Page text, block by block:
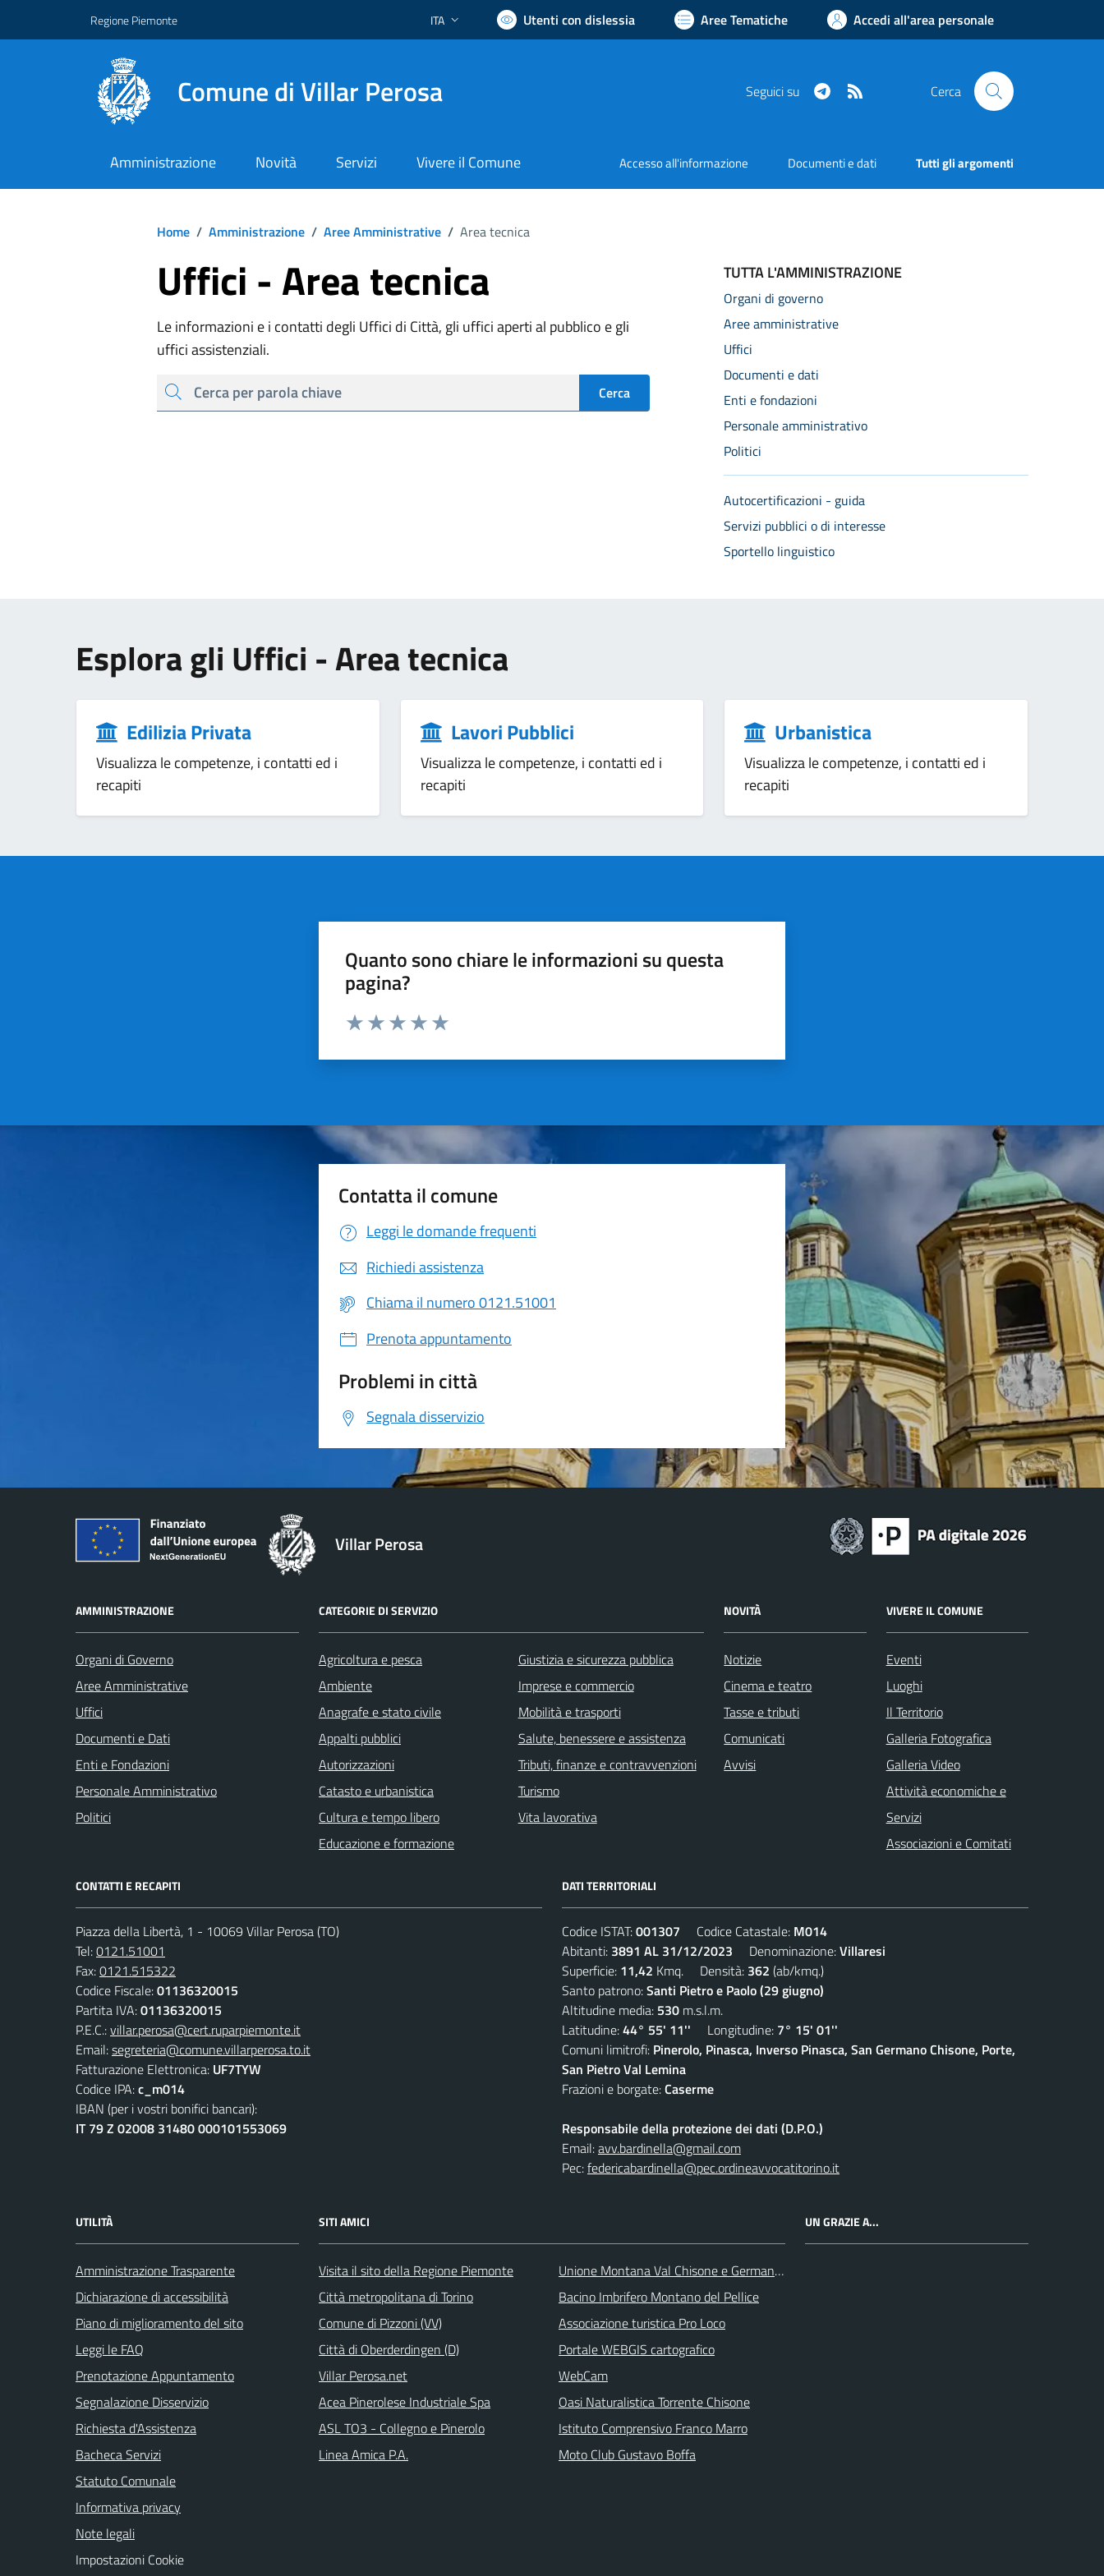
Regione Piemonte Lingua attiva:
ITA Utenti con dislessia Aree Tematiche Accedi all'area personale
Comune di Villar Perosa Seguici su Telegram Cerca
Amministrazione Novità Servizi Vivere il Comune Accesso all'informazione Documenti e dati Tutti gli argomenti
Home / Amministrazione / Aree Amministrative / Area tecnica
Uffici - Area tecnica
Le informazioni e i contatti degli Uffici di Città, gli uffici aperti al pubblico e gli
uffici assistenziali.
cerca Cerca
TUTTA L'AMMINISTRAZIONE
Organi di governo
Aree amministrative
Uffici
Documenti e dati
Enti e fondazioni
Personale amministrativo
Politici
Autocertificazioni - guida
Servizi pubblici o di interesse
Sportello linguistico
Esplora gli Uffici - Area tecnica
Edilizia Privata
Visualizza le competenze, i contatti ed i
recapiti
Lavori Pubblici
Visualizza le competenze, i contatti ed i
recapiti
Urbanistica
Visualizza le competenze, i contatti ed i
recapiti
Quanto sono chiare le informazioni su questa
pagina?
Valuta da 1 a 5 stelle la pagina
Contatta il comune
Leggi le domande frequenti
Richiedi assistenza
Chiama il numero 0121.51001
Prenota appuntamento
Problemi in città
Segnala disservizio
Villar Perosa
AMMINISTRAZIONE
Organi di Governo
Aree Amministrative
Uffici
Documenti e Dati
Enti e Fondazioni
Personale Amministrativo
Politici
CATEGORIE DI SERVIZIO
Agricoltura e pesca
Ambiente
Anagrafe e stato civile
Appalti pubblici
Autorizzazioni
Catasto e urbanistica
Cultura e tempo libero
Educazione e formazione
Giustizia e sicurezza pubblica
Imprese e commercio
Mobilità e trasporti
Salute, benessere e assistenza
Tributi, finanze e contravvenzioni
Turismo
Vita lavorativa
NOVITÀ
Notizie
Cinema e teatro
Tasse e tributi
Comunicati
Avvisi
VIVERE IL COMUNE
Eventi
Luoghi
Il Territorio
Galleria Fotografica
Galleria Video
Attività economiche e
Servizi
Associazioni e Comitati
CONTATTI E RECAPITI
Piazza della Libertà, 1 - 10069 Villar Perosa (TO)
Tel:0121.51001
Fax:0121.515322
Codice Fiscale:01136320015
Partita IVA:01136320015
P.E.C.:villar.perosa@cert.ruparpiemonte.it
Email:segreteria@comune.villarperosa.to.it
Fatturazione Elettronica: UF7TYW
Codice IPA:c_m014
IBAN (per i vostri bonifici bancari):
IT 79 Z 02008 31480 000101553069
DATI TERRITORIALI
Codice ISTAT:001307 Codice Catastale: M014
Abitanti: 3891 AL 31/12/2023 Denominazione:Villaresi
Superficie: 11,42 Kmq. Densità: 362 (ab/kmq.)
Santo patrono:Santi Pietro e Paolo (29 giugno)
Altitudine media: 530 m.s.l.m.
Latitudine:44° 55' 11'' Longitudine: 7° 15' 01''
Comuni limitrofi: Pinerolo, Pinasca, Inverso Pinasca, San Germano Chisone, Porte,
San Pietro Val Lemina
Frazioni e borgate:Caserme
Responsabile della protezione dei dati (D.P.O.)
Email:avv.bardinella@gmail.com
Pec:federicabardinella@pec.ordineavvocatitorino.it
UTILITÀ
Amministrazione Trasparente
Dichiarazione di accessibilità
Piano di miglioramento del sito
Leggi le FAQ
Prenotazione Appuntamento
Segnalazione Disservizio
Richiesta d'Assistenza
Bacheca Servizi
Statuto Comunale
Informativa privacy
Note legali
Impostazioni Cookie
SITI AMICI
Visita il sito della Regione Piemonte
Città metropolitana di Torino
Comune di Pizzoni (VV)
Città di Oberderdingen (D)
Villar Perosa.net
Acea Pinerolese Industriale Spa
ASL TO3 - Collegno e Pinerolo
Linea Amica P.A.
Unione Montana Val Chisone e Germanasca
Bacino Imbrifero Montano del Pellice
Associazione turistica Pro Loco
Portale WEBGIS cartografico
WebCam
Oasi Naturalistica Torrente Chisone
Istituto Comprensivo Franco Marro
Moto Club Gustavo Boffa
UN GRAZIE A...